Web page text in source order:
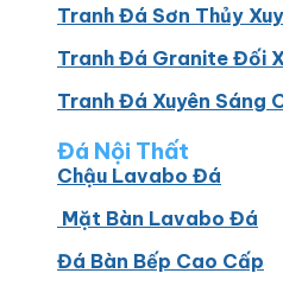
Tranh Đá Sơn Thủy
Tranh Đá Granite Đối
Tranh Đá Xuyên Sáng
Đá Nội Thất
Chậu Lavabo Đá
Mặt Bàn Lavabo Đá
Đá Bàn Bếp Cao Cấp